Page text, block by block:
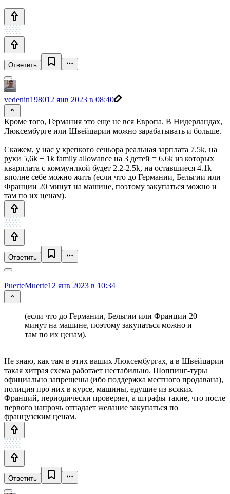
Ответить
vedenin198012 янв 2023 в 08:40
Кроме того, Германия это еще не вся Европа. В Нидерландах,
Люксембурге или Швейцарии можно зарабатывать и больше.
Скажем, у нас у крепкого сеньора реальная зарплата 7.5k, на
руки 5,6k + 1k family allowance на 3 детей = 6.6k из которых
кварплата с коммунлкой будет 2.2-2.5k, на оставшиеся 4.1k
вполне себе можно жить (если что до Германии, Бельгии или
Франции 20 минут на машине, поэтому закупаться можно и
там по их ценам).
Ответить
PuerteMuerte12 янв 2023 в 10:34
(если что до Германии, Бельгии или Франции 20
минут на машине, поэтому закупаться можно и
там по их ценам).
Не знаю, как там в этих ваших Люксембургах, а в Швейцарии
такая хитрая схема работает нестабильно. Шоппинг-туры
официально запрещены (ибо поддержка местного продавана),
полиция про них в курсе, машины, едущие из всяких
Франций, периодически проверяет, а штрафы такие, что после
первого напрочь отпадает желание закупаться по
французским ценам.
Ответить